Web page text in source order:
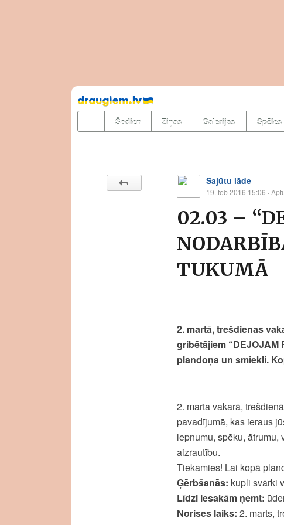
Pāriet
uz
saturu
Šodien Ziņas Galerijas Spēles
Sajūtu lāde
19. feb 2016 15:06 ·
02.03 –
TUKUMĀ
2. martā, trešdienas
gribētājiem “DEJOJAM
plandoņa un smiekli.
2. marta vakarā,
pavadījumā, kas ieraus
lepnumu, spēku,
aizrautību.
Tiekamies! Lai kopā
Ģērbšanās: kupli svārki
Līdzi iesakām ņemt:
Norises laiks: 2. marts,